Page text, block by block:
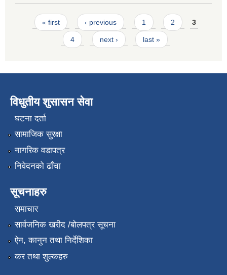
Pages
« first ‹ previous 1 2 3
4 next › last »
विधुतीय शुसासन सेवा
घटना दर्ता
सामाजिक सुरक्षा
नागरिक वडापत्र
निवेदनको ढाँचा
सूचनाहरु
समाचार
सार्वजनिक खरीद /बोलपत्र सूचना
ऐन, कानुन तथा निर्देशिका
कर तथा शुल्कहरु